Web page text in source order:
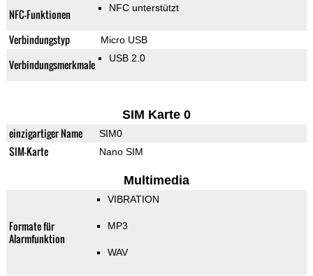
NFC-Funktionen NFC unterstützt
Verbindungstyp Micro USB
Verbindungsmerkmale USB 2.0
SIM Karte 0
einzigartiger Name SIM0
SIM-Karte Nano SIM
Multimedia
Formate für
Alarmfunktion
VIBRATION
MP3
WAV